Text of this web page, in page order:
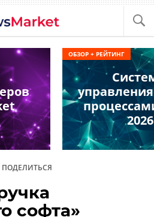
ПОДЕЛИТЬСЯ
софта»
2026
ОБЗОР + РЕЙТИНГ